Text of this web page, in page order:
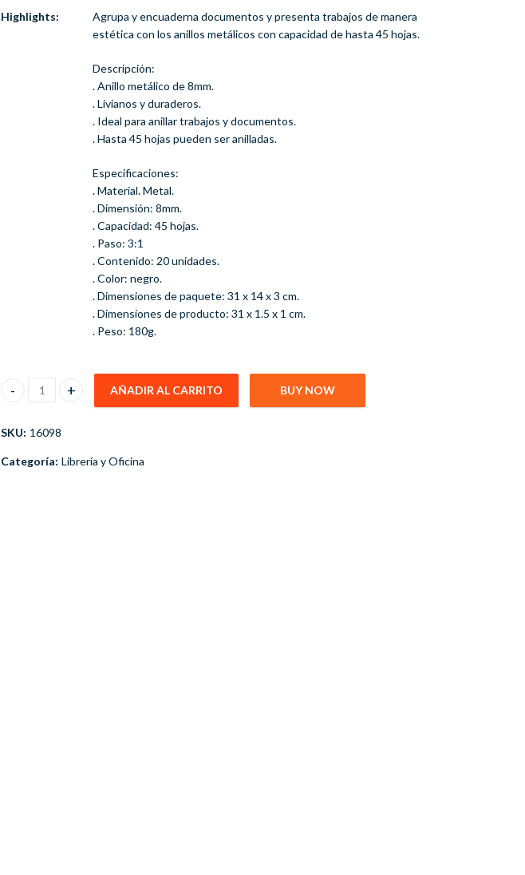
Highlights:
Agrupa y encuaderna documentos y presenta trabajos de manera
estética con los anillos metálicos con capacidad de hasta 45 hojas.
Descripción:
. Anillo metálico de 8mm.
. Livianos y duraderos.
. Ideal para anillar trabajos y documentos.
. Hasta 45 hojas pueden ser anilladas.
Especificaciones:
. Material. Metal.
. Dimensión: 8mm.
. Capacidad: 45 hojas.
. Paso: 3:1
. Contenido: 20 unidades.
. Color: negro.
. Dimensiones de paquete: 31 x 14 x 3 cm.
. Dimensiones de producto: 31 x 1.5 x 1 cm.
. Peso: 180g.
Anillo Metálico Negro 8mm 20 Unidades Capacidad 45 Hojas cantidad
AÑADIR AL CARRITO BUY NOW
SKU: 16098
Categoría: Librería y Oficina